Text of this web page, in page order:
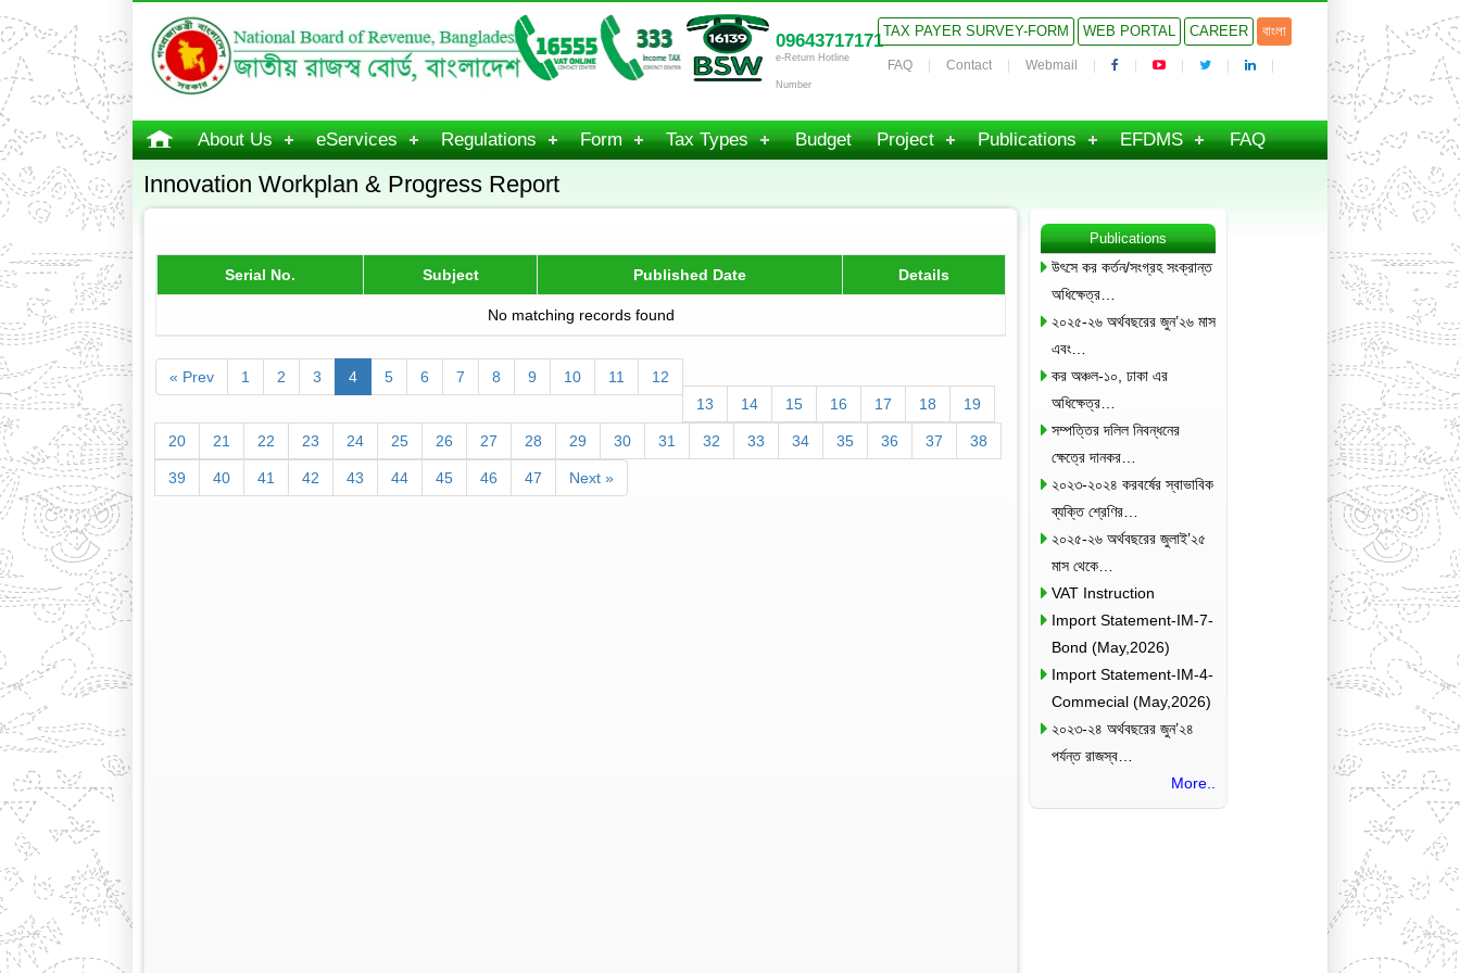
09643717171
e-Return Hotline
Number
TAX PAYER SURVEY-FORM WEB PORTAL CAREER বাংলা
FAQ Contact Webmail
About Us eServices Regulations Form Tax Types Budget Project Publications EFDMS FAQ
Innovation Workplan & Progress Report
Serial No. Subject Published Date Details
No matching records found
« Prev 1 2 3 4 5 6 7 8 9 10 11
12
13
14 15 16 17 18 19
20 21 22 23 24 25 26 27 28 29 30 31 32 33 34 35 36 37 38
39 40 41 42 43 44 45 46 47 Next »
Publications
উৎসে কর কর্তন/সংগ্রহ সংক্রান্ত
অধিক্ষেত্র…
২০২৫-২৬ অর্থবছরের জুন’২৬ মাস
এবং…
কর অঞ্চল-১০, ঢাকা এর
অধিক্ষেত্র…
সম্পত্তির দলিল নিবন্ধনের
ক্ষেত্রে দানকর…
২০২৩-২০২৪ করবর্ষের স্বাভাবিক
ব্যক্তি শ্রেণির…
২০২৫-২৬ অর্থবছরের জুলাই’২৫
মাস থেকে…
VAT Instruction
Import Statement-IM-7-
Bond (May,2026)
Import Statement-IM-4-
Commecial (May,2026)
২০২৩-২৪ অর্থবছরের জুন’২৪
পর্যন্ত রাজস্ব…
More..